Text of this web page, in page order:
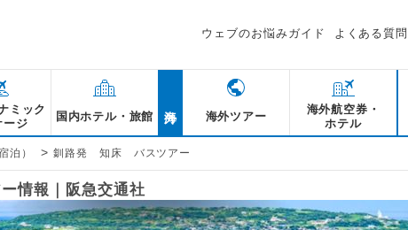
ウェブのお悩みガイド よくある質問
ミック
ージ
国内ホテル・旅館 海外ツアー
海外航空券・
ホテル
泊） > 釧路発 知床 バスツアー
情報｜阪急交通社